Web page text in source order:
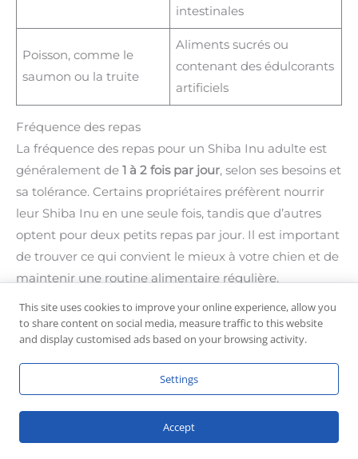
intestinales
Poisson, comme le
saumon ou la truite
Aliments sucrés ou
contenant des édulcorants
artificiels
Fréquence des repas
La fréquence des repas pour un Shiba Inu adulte est
généralement de 1 à 2 fois par jour, selon ses besoins et
sa tolérance. Certains propriétaires préfèrent nourrir
leur Shiba Inu en une seule fois, tandis que d’autres
optent pour deux petits repas par jour. Il est important
de trouver ce qui convient le mieux à votre chien et de
maintenir une routine alimentaire régulière.
Régime alimentaire spécifique
Dans certains cas, votre Shiba Inu peut nécessiter un
régime alimentaire spécifique en raison de problèmes
de santé ou d’allergies alimentaires. Dans de tels cas, il
obtenir des recommandations spécifiques sur les
This site uses cookies to improve your online experience, allow you
to share content on social media, measure traffic to this website
and display customised ads based on your browsing activity.
Settings
Accept